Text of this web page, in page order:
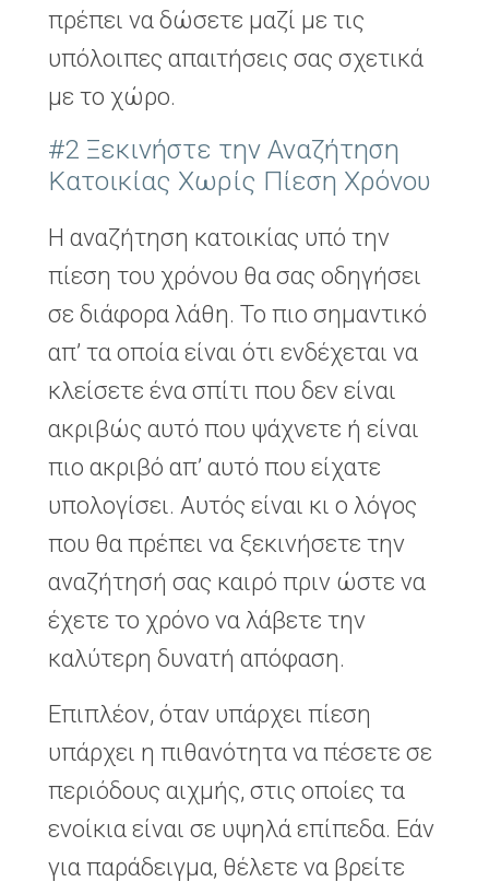
πρέπει να δώσετε μαζί με τις
υπόλοιπες απαιτήσεις σας σχετικά
με το χώρο.
#2 Ξεκινήστε την Αναζήτηση
Κατοικίας Χωρίς Πίεση Χρόνου
Η αναζήτηση κατοικίας υπό την
πίεση του χρόνου θα σας οδηγήσει
σε διάφορα λάθη. Το πιο σημαντικό
απ’ τα οποία είναι ότι ενδέχεται να
κλείσετε ένα σπίτι που δεν είναι
ακριβώς αυτό που ψάχνετε ή είναι
πιο ακριβό απ’ αυτό που είχατε
υπολογίσει. Αυτός είναι κι ο λόγος
που θα πρέπει να ξεκινήσετε την
αναζήτησή σας καιρό πριν ώστε να
έχετε το χρόνο να λάβετε την
καλύτερη δυνατή απόφαση.
Επιπλέον, όταν υπάρχει πίεση
υπάρχει η πιθανότητα να πέσετε σε
περιόδους αιχμής, στις οποίες τα
ενοίκια είναι σε υψηλά επίπεδα. Εάν
για παράδειγμα, θέλετε να βρείτε